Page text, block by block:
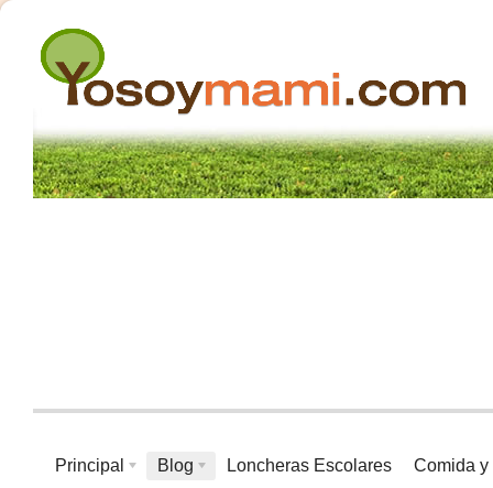
Principal Blog Loncheras Escolares Comida y